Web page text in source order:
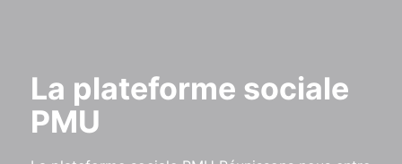
La plateforme sociale
PMU